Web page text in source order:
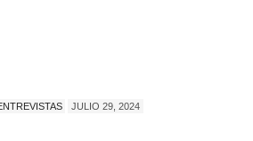
JULIO 29, 2024